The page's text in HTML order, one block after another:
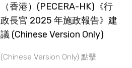
（香港）(PECERA-HK)《行
政長官 2025 年施政報告》建
議 (Chinese Version Only)
(Chinese Version Only) 點擊